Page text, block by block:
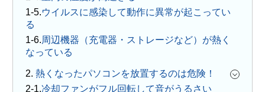
ウイルスに感染して動作に異常が起こってい
る
周辺機器（充電器・ストレージなど）が熱く
なっている
2. 熱くなったパソコンを放置するのは危険！
冷却ファンがフル回転して音がうるさい